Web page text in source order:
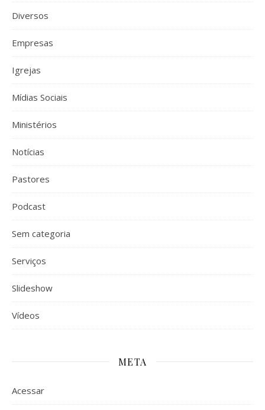
Diversos
Empresas
Igrejas
Mídias Sociais
Ministérios
Notícias
Pastores
Podcast
Sem categoria
Serviços
Slideshow
Vídeos
META
Acessar